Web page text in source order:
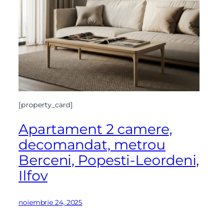
[property_card]
Apartament 2 camere,
decomandat, metrou
Berceni, Popesti-Leordeni,
Ilfov
noiembrie 24, 2025